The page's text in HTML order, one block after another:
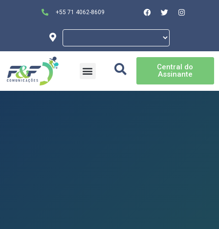
+55 71 4062-8609
Central do
Assinante